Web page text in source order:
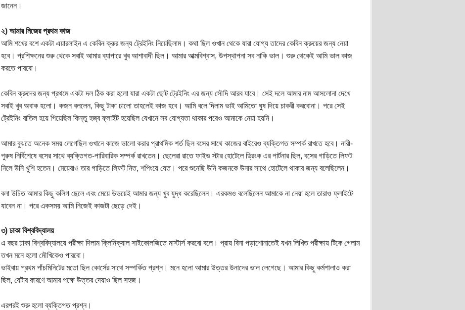
জানেন।
২) আমার নিজের প্রথম কাজ
আমি শখের বশে একটা এয়ারলাইন এ কেবিন ক্রুর জন্য ট্রেইনিং নিয়েছিলাম। কথা ছিল ওখান থেকে যারা যোগ্য তাদের কেবিন ক্রুয়ের জন্য নেয়া
হবে। প্রশিক্ষনের শুরু থেকে সবাই আমার ব্যাপারে খুব আশাবাদী ছিল। আমার আত্মবিশ্বাস, উপস্থাপনা সব নাকি ভাল। শুরু থেকেই আমি ভাল কাজ
করতে পারবো।
কেবিন ক্রুদের জন্য প্রথমে একটা দল ঠিক করা হলো যারা একটা ছোট ট্রেইনিং এর জন্য সৌদি আরব যাবে। সেই দলে আমার নাম আসলোনা দেখে
সবাই খুব অবাক হলো। কজন বললেন, কিছু টাকা ঢালো তাহলেই কাজ হবে। আমি বলে দিলাম ভাই আমিতো ঘুষ দিয়ে চাকরী করবোনা। পরে সেই
ট্রেইনিং বাতিল হয়ে গিয়েছিল কিন্তু হজ্ব ফ্লাইট হয়েছিল যেখানে সব যোগ্যতা থাকার পরেও আমাকে নেয়া হয়নি।
আমার বুঝতে অনেক সময় লেগেছিল ওখানে কাজে ভালো করার প্রাথমিক শর্ত ছিল বসের সাথে কাজের বাইরেও ব্যক্তিগত সম্পর্ক রাখতে হবে। নারী-
পুরুষ নির্বিশেষে বসের সাথে ব্যক্তিগত-পারিবারিক সম্পর্ক রাখতেন। ছেলেরা রাতে ফাইভ স্টার হোটেলে ড্রিংক এর পার্টনার ছিল, বসের গাড়িতে লিফট
নিলে উনি খুশি হতেন। মেয়েরাও তার গাড়িতে লিফট নিত, শপিংয়ে যেত। পরে শুনেছি উনি কজনকে উনার সাথে হোটেলে থাকার জন্য বলেছিলেন।
বলা উচিত আমার কিছু কলিগ ছেলে এবং মেয়ে উভয়েই আমার জন্য খুব যুদ্ধ করেছিলেন। এরকমও বলেছিলেন আমাকে না নেয়া হলে তারাও ফ্লাইটে
যাবেন না। পরে একসময় আমি নিজেই কাজটা ছেড়ে দেই।
৩) ঢাকা বিশ্ববিদ্যালয়
এ বছর ঢাকা বিশ্ববিদ্যালয়ে পরীক্ষা দিলাম ক্লিনিক্যাল সাইকোলজিতে মাস্টার্স করবো বলে। প্রায় বিনা পড়াশোনাতেই যখন লিখিত পরীক্ষায় টিকে গেলাম
তখন মনে হলো মৌখিকেও পারবো।
ভাইবায় প্রথম পাঁচমিনিটের মতো ছিল কোর্সের সাথে সম্পর্কিত প্রশ্ন। মনে হলো আমার উত্তর উনাদের ভাল লেগেছে। আমার কিছু কর্মশালাও করা
ছিল, যেটার কারণে আমার পক্ষে উত্তর দেয়াও ছিল সহজ।
এরপরই শুরু হলো ব্যক্তিগত প্রশ্ন।